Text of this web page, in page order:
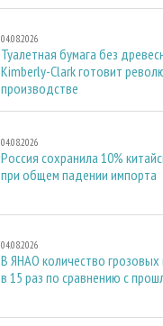
04.08.2026
Туалетная бумага без
Kimberly-Clark готовит
производстве
04.08.2026
Россия сохранила 10%
при общем падении импорта
04.08.2026
В ЯНАО количество
в 15 раз по сравнению с